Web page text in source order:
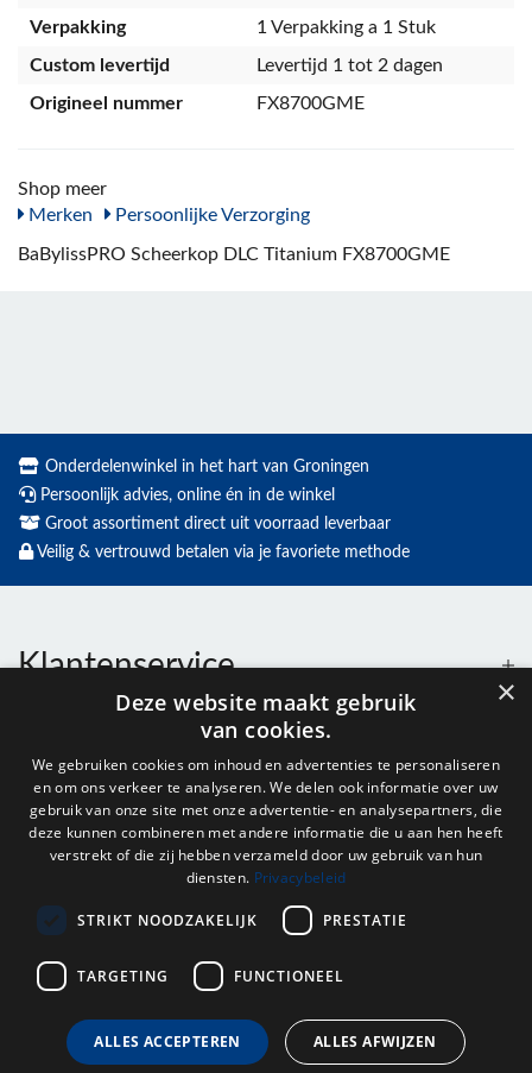
Verpakking
1 Verpakking a 1 Stuk
Custom levertijd
Levertijd 1 tot 2 dagen
Origineel nummer
FX8700GME
Shop meer
Merken
Persoonlijke Verzorging
BaBylissPRO Scheerkop DLC Titanium FX8700GME
Onderdelenwinkel in het hart van Groningen
Persoonlijk advies, online én in de winkel
Groot assortiment direct uit voorraad leverbaar
Veilig & vertrouwd betalen via je favoriete methode
Klantenservice
Openingstijden
Nieuwsbrief
×
Deze website maakt gebruik
van cookies.
We gebruiken cookies om inhoud en advertenties te personaliseren
en om ons verkeer te analyseren. We delen ook informatie over uw
gebruik van onze site met onze advertentie- en analysepartners, die
deze kunnen combineren met andere informatie die u aan hen heeft
verstrekt of die zij hebben verzameld door uw gebruik van hun
diensten. Privacybeleid
STRIKT NOODZAKELIJK PRESTATIE
TARGETING FUNCTIONEEL
ALLES ACCEPTEREN ALLES AFWIJZEN